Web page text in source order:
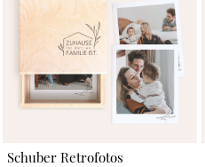
Schuber Retrofotos